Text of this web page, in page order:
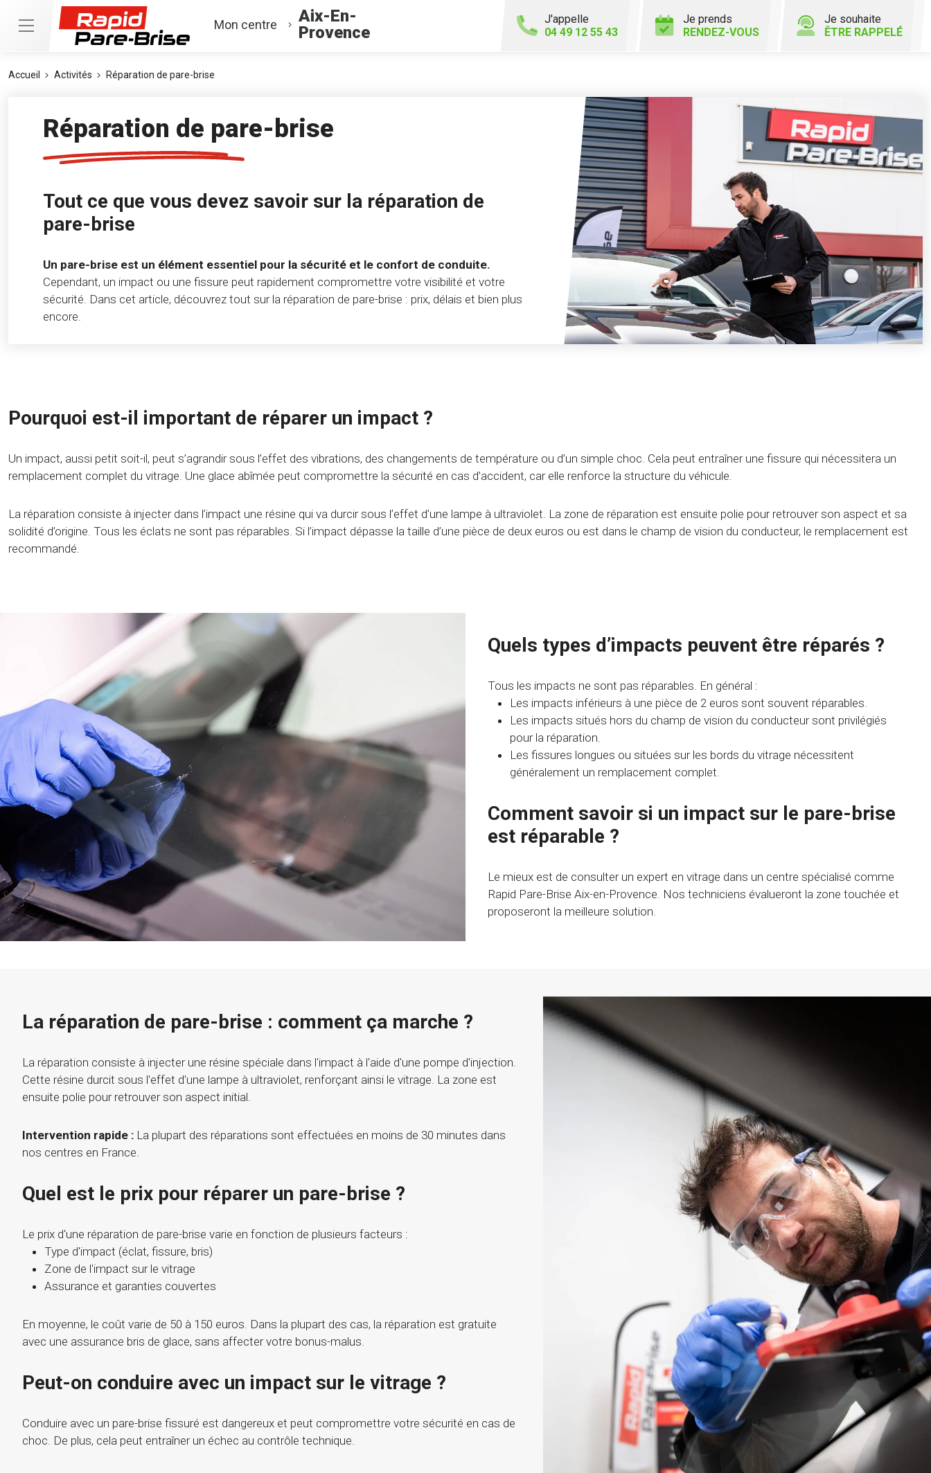
Mon centre
Aix-En-
Provence
J'appelle
04 49 12 55 43
Je prends
RENDEZ-VOUS
Je souhaite
ÊTRE RAPPELÉ
Accueil Activités Réparation de pare-brise
Réparation de pare-brise
Tout ce que vous devez savoir sur la réparation de
pare-brise
Un pare-brise est un élément essentiel pour la sécurité et le confort de conduite.
Cependant, un impact ou une fissure peut rapidement compromettre votre visibilité et votre
sécurité. Dans cet article, découvrez tout sur la réparation de pare-brise : prix, délais et bien plus
encore.
Pourquoi est-il important de réparer un impact ?
Un impact, aussi petit soit-il, peut s’agrandir sous l’effet des vibrations, des changements de température ou d’un simple choc. Cela peut entraîner une fissure qui nécessitera un
remplacement complet du vitrage. Une glace abîmée peut compromettre la sécurité en cas d’accident, car elle renforce la structure du véhicule.
La réparation consiste à injecter dans l’impact une résine qui va durcir sous l’effet d’une lampe à ultraviolet. La zone de réparation est ensuite polie pour retrouver son aspect et sa
solidité d’origine. Tous les éclats ne sont pas réparables. Si l’impact dépasse la taille d’une pièce de deux euros ou est dans le champ de vision du conducteur, le remplacement est
recommandé.
Quels types d’impacts peuvent être réparés ?
Tous les impacts ne sont pas réparables. En général :
Les impacts inférieurs à une pièce de 2 euros sont souvent réparables.
Les impacts situés hors du champ de vision du conducteur sont privilégiés
pour la réparation.
Les fissures longues ou situées sur les bords du vitrage nécessitent
généralement un remplacement complet.
Comment savoir si un impact sur le pare-brise
est réparable ?
Le mieux est de consulter un expert en vitrage dans un centre spécialisé comme
Rapid Pare-Brise Aix-en-Provence. Nos techniciens évalueront la zone touchée et
proposeront la meilleure solution.
La réparation de pare-brise : comment ça marche ?
La réparation consiste à injecter une résine spéciale dans l'impact à l'aide d'une pompe d'injection.
Cette résine durcit sous l'effet d'une lampe à ultraviolet, renforçant ainsi le vitrage. La zone est
ensuite polie pour retrouver son aspect initial.
Intervention rapide : La plupart des réparations sont effectuées en moins de 30 minutes dans
nos centres en France.
Quel est le prix pour réparer un pare-brise ?
Le prix d'une réparation de pare-brise varie en fonction de plusieurs facteurs :
Type d'impact (éclat, fissure, bris)
Zone de l'impact sur le vitrage
Assurance et garanties couvertes
En moyenne, le coût varie de 50 à 150 euros. Dans la plupart des cas, la réparation est gratuite
avec une assurance bris de glace, sans affecter votre bonus-malus.
Peut-on conduire avec un impact sur le vitrage ?
Conduire avec un pare-brise fissuré est dangereux et peut compromettre votre sécurité en cas de
choc. De plus, cela peut entraîner un échec au contrôle technique.